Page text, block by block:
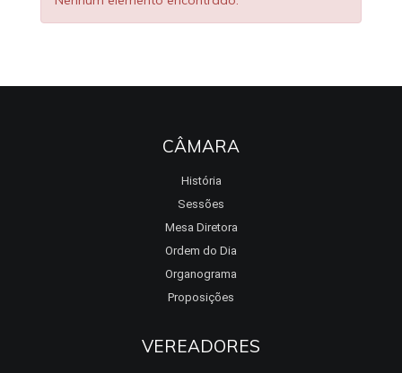
CÂMARA
História
Sessões
Mesa Diretora
Ordem do Dia
Organograma
Proposições
VEREADORES